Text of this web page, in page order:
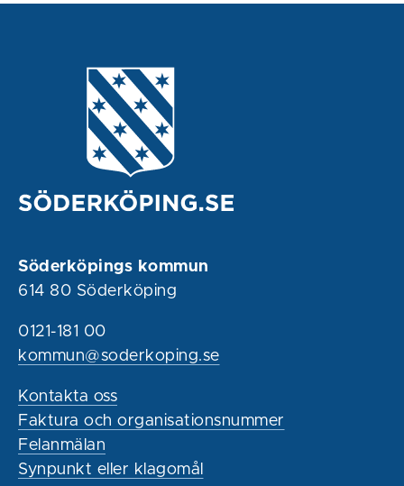
Söderköpings kommun
614 80 Söderköping
0121-181 00
kommun@soderkoping.se
Kontakta oss
Faktura och organisationsnummer
Felanmälan
Synpunkt eller klagomål